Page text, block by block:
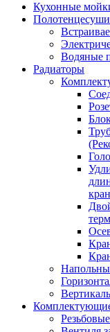
Кухонные
Водяные
Радиаторы